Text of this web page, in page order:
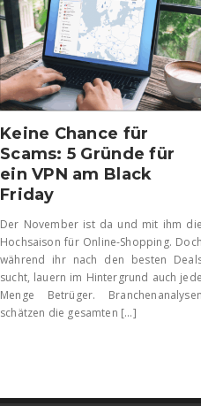
Keine Chance für
Scams: 5 Gründe für
ein VPN am Black
Friday
Der November ist da und mit ihm die
Hochsaison für Online-Shopping. Doch
während ihr nach den besten
sucht, lauern im Hintergrund auch jede
Menge Betrüger. Branchenanalysen
schätzen die gesamten [...]